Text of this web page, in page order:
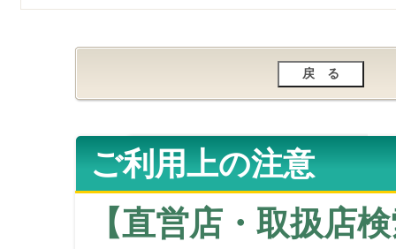
ご利用上の注意
【直営店・取扱店